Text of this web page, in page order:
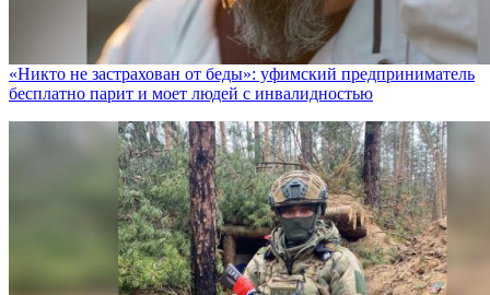
«Никто не заcтрахован от беды»: уфимский предприниматель
бесплатно парит и моет людей с инвалидностью